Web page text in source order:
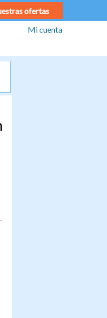
ofertas
Mi cuenta